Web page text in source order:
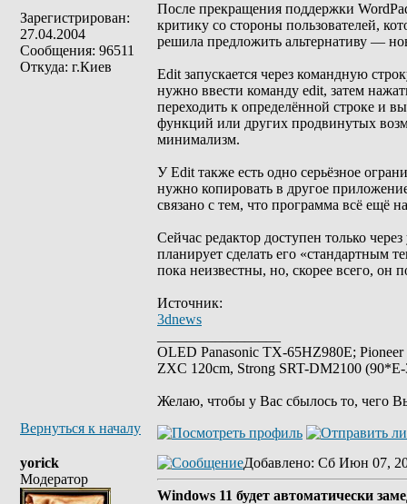
Зарегистрирован:
27.04.2004
Сообщения: 96511
Откуда: г.Киев
После прекращения поддержки
критику со стороны пользователей,
решила предложить альтернативу —
Edit запускается через командную
нужно ввести команду edit, затем
переходить к определённой строке и
функций или других продвинутых
минимализм.
У Edit также есть одно серьёзное
нужно копировать в другое
связано с тем, что программа всё ещё
Сейчас редактор доступен только
планирует сделать его «стандартным
пока неизвестны, но, скорее всего, он
Источник:
3dnews
OLED Panasonic TX-65HZ980E;
ZXC 120cm, Strong SRT-DM2100
Желаю, чтобы у Вас сбылось то, чего
Вернуться к началу
yorick
Модератор
Добавлено: Сб Июн 07,
Windows 11 будет автоматически